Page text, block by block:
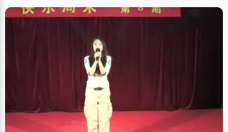
生社团，潘娇娇很懂得取舍，"在北大诱惑很多，但自己精力有限，所以我只
报了一个文体部"，潘娇娇无不憧憬的说，"我想尽量多的做些事情，策划、